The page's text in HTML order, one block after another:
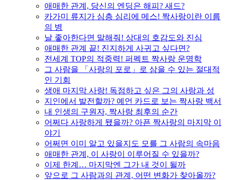
애매한 관계, 당신의 엔딩은 해피? 새드?
카가미 류지가 심층 심리에 메스! 짝사랑이란 이름
의 병
날 좋아한다면 말해줘! 상대의 호감도와 진심
애매한 관계 끝! 진지하게 사귀고 싶다면?
전세계 TOP의 적중력! 퍼펙트 짝사랑 운명학
그 사람을 「사랑의 포로」로 삼을 수 있는 절대적
인 기회
생애 마지막 사랑! 독점하고 싶은 그의 사랑과 성
지인에서 발전할까? 예언 카드로 보는 짝사랑 백서
내 인생의 구원자, 짝사랑 최후의 순간
어쩌다 사랑하게 됐을까? 아픈 짝사랑의 마지막 이
야기
어쩌면 이미 알고 있을지도 모를 그 사람의 속마음
애매한 관계, 이 사랑이 이루어질 수 있을까?
이제 한계… 마지막엔 그가 내 것이 될까
앞으로 그 사람과의 관계, 어떤 변화가 찾아올까?